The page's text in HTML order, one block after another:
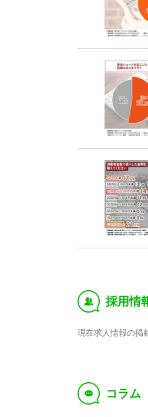
‰ 採用情
現在求人情報の掲
f コラム